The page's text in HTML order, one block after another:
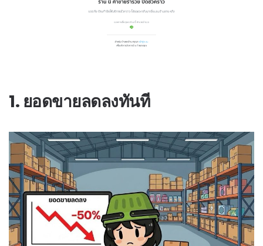
1. ยอดขายลดลงทันที